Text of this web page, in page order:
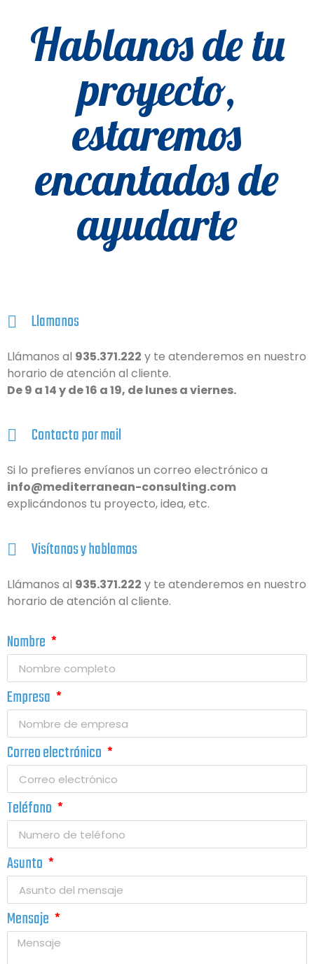
Hablanos de tu
proyecto,
estaremos
encantados de
ayudarte
Llamanos
Llámanos al 935.371.222 y te atenderemos en nuestro
horario de atención al cliente.
De 9 a 14 y de 16 a 19, de lunes a viernes.
Contacta por mail
Si lo prefieres envíanos un correo electrónico a
info@mediterranean-consulting.com
explicándonos tu proyecto, idea, etc.
Visítanos y hablamos
Llámanos al 935.371.222 y te atenderemos en nuestro
horario de atención al cliente.
Nombre
Empresa
Correo electrónico
Teléfono
Asunto
Mensaje